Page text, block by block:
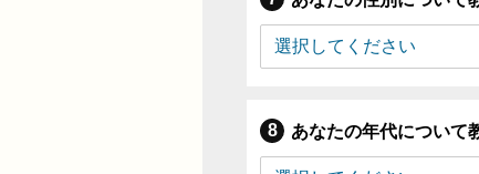
あなたの年代について